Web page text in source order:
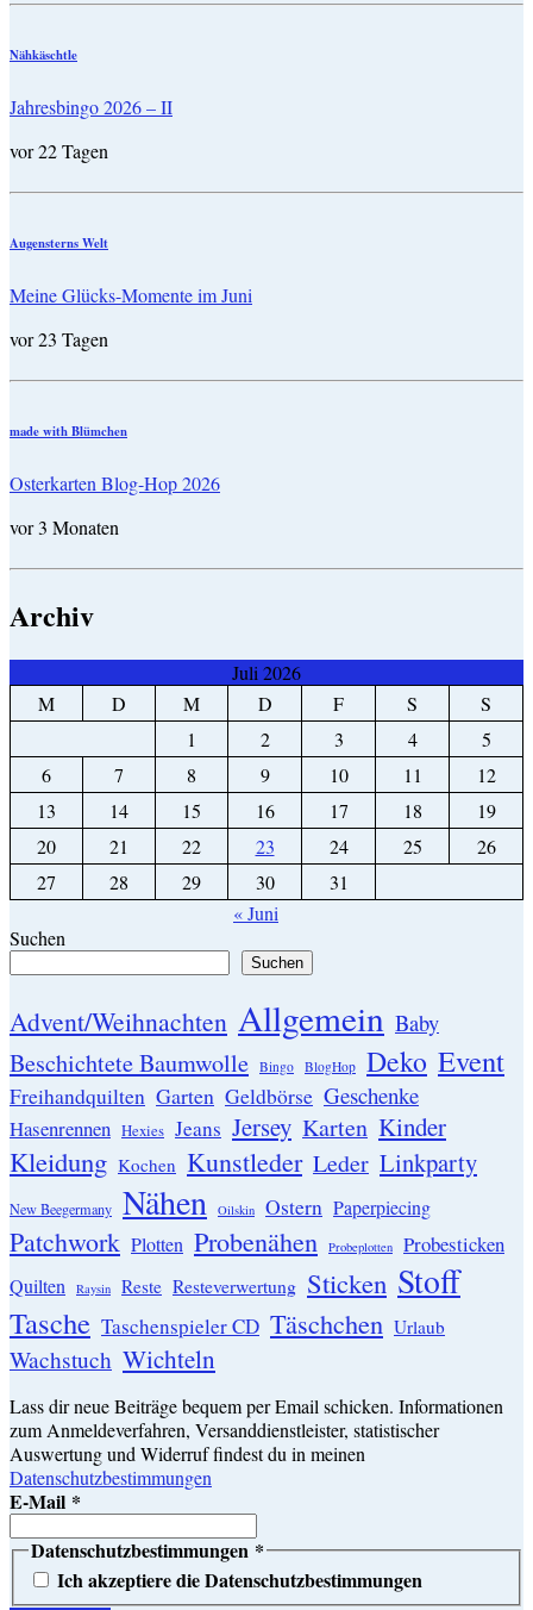
Nähkäschtle
Jahresbingo 2026 – II
vor 22 Tagen
Augensterns Welt
Meine Glücks-Momente im Juni
vor 23 Tagen
made with Blümchen
Osterkarten Blog-Hop 2026
vor 3 Monaten
Archiv
Juli 2026
M
D M D F S
S
1
2 3 4
5
6
7 8 9 10 11
12
13
14 15 16 17 18
19
20
21 22 23 24 25
26
27
28 29 30
31
« Juni
Suchen
Suchen
Advent/Weihnachten Allgemein Baby
Beschichtete Baumwolle Bingo BlogHop Deko Event
Freihandquilten Garten Geldbörse Geschenke
Hasenrennen Hexies Jeans Jersey Karten Kinder
Kleidung Kochen Kunstleder Leder Linkparty
New Beegermany Nähen Oilskin Ostern Paperpiecing
Patchwork Plotten Probenähen Probeplotten Probesticken
Quilten Raysin Reste Resteverwertung Sticken Stoff
Tasche Taschenspieler CD Täschchen Urlaub
Wachstuch Wichteln
Lass dir neue Beiträge bequem per Email schicken. Informationen
zum Anmeldeverfahren, Versanddienstleister, statistischer
Auswertung und Widerruf findest du in meinen
Datenschutzbestimmungen
E-Mail *
Datenschutzbestimmungen *
Ich akzeptiere die Datenschutzbestimmungen